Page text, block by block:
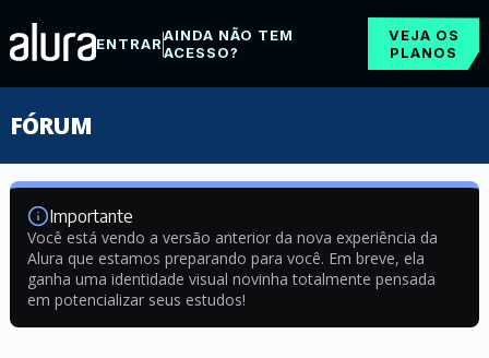
ENTRARAINDA NÃO TEM
ACESSO?
VEJA OS
PLANOS
FÓRUM
Importante
Você está vendo a versão anterior da nova experiência da
Alura que estamos preparando para você. Em breve, ela
ganha uma identidade visual novinha totalmente pensada
em potencializar seus estudos!